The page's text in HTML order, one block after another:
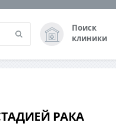
Поиск
клиники
РАКА